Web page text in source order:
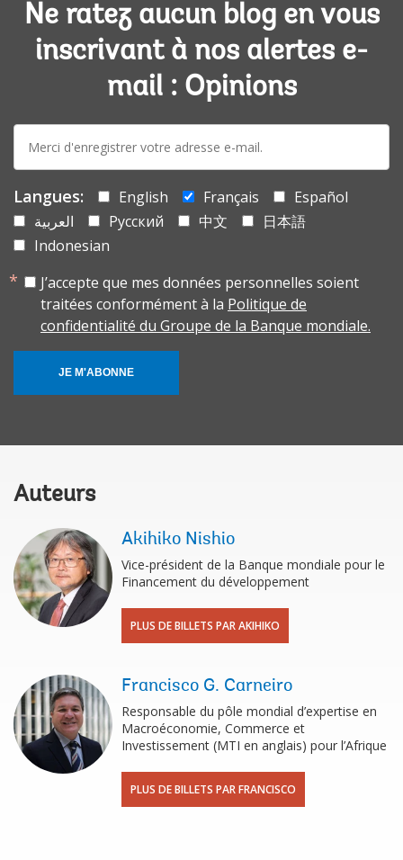
Ne ratez aucun blog en vous
inscrivant à nos alertes e-
mail : Opinions
mail:
Langues: English Français
Español
العربية
Русский 中文
日本語
Indonesian
J’accepte que mes données personnelles soient
traitées conformément à la Politique de
confidentialité du Groupe de la Banque mondiale.
JE M'ABONNE
Auteurs
Akihiko Nishio
Vice-président de la Banque mondiale pour le
Financement du développement
PLUS DE BILLETS PAR AKIHIKO
Francisco G. Carneiro
Responsable du pôle mondial d’expertise en
Macroéconomie, Commerce et
Investissement (MTI en anglais) pour l’Afrique
PLUS DE BILLETS PAR FRANCISCO